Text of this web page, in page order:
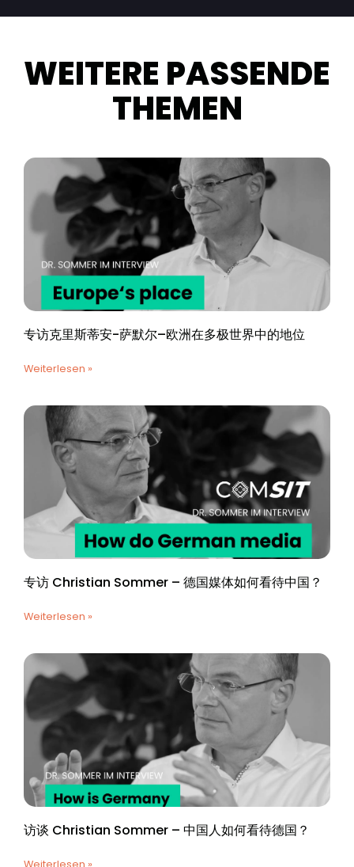
WEITERE PASSENDE
THEMEN
专访克里斯蒂安-萨默尔–欧洲在多极世界中的地位
Weiterlesen »
专访 Christian Sommer – 德国媒体如何看待中国？
Weiterlesen »
访谈 Christian Sommer – 中国人如何看待德国？
Weiterlesen »